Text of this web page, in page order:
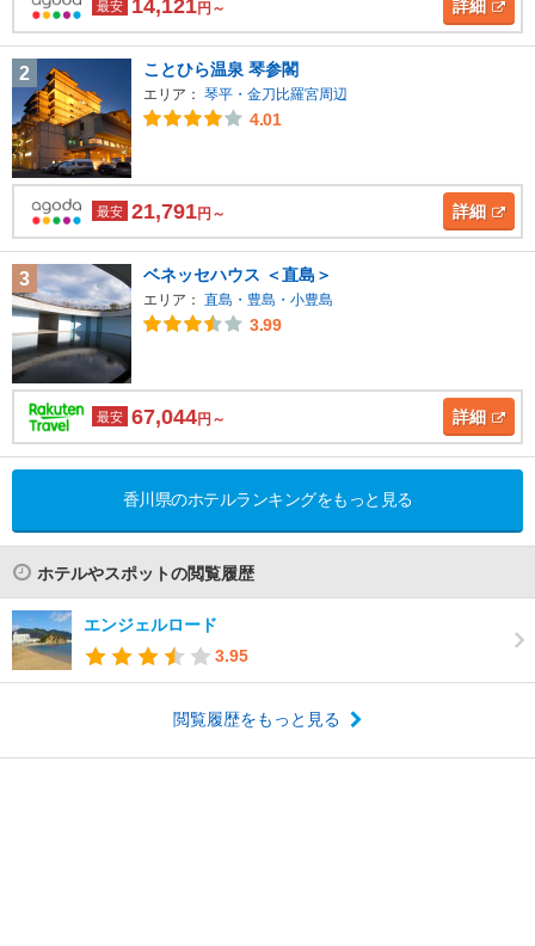
最安 14,121円～ 詳細
2 ことひら温泉 琴参閣
エリア： 琴平・金刀比羅宮周辺
4.01
最安 21,791円～ 詳細
3 ベネッセハウス ＜直島＞
エリア： 直島・豊島・小豊島
3.99
最安 67,044円～ 詳細
香川県のホテルランキングをもっと見る
ホテルやスポットの閲覧履歴
エンジェルロード
3.95
閲覧履歴をもっと見る